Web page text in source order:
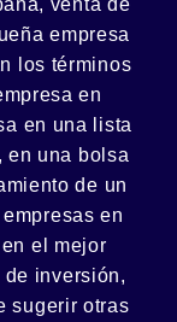
venta de
empresa
los términos
en
en una lista
en una bolsa
de un
en
el mejor
de inversión,
sugerir otras